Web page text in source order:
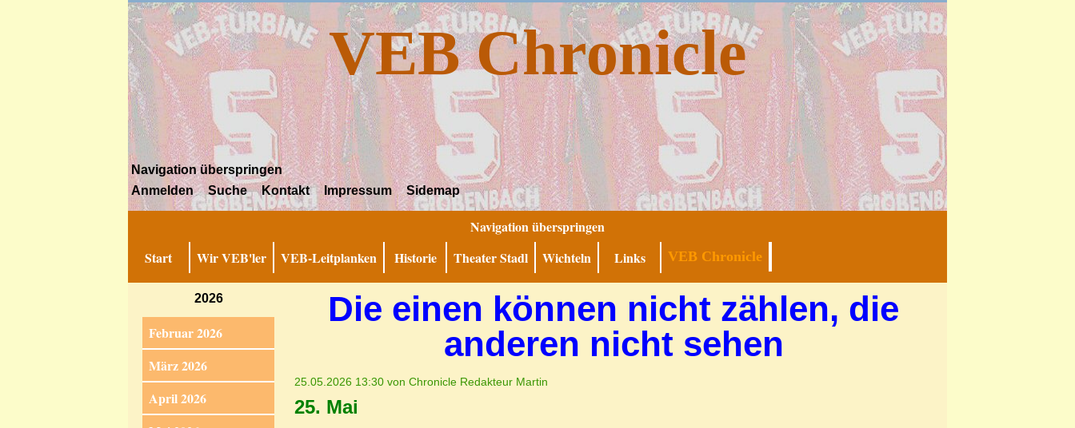
VEB Chronicle
Navigation überspringen
Anmelden
Suche Kontakt Impressum Sidemap
Navigation überspringen
Start
Wir VEB'ler VEB-Leitplanken Historie Theater Stadl Wichteln Links VEB Chronicle
2026
Februar 2026
März 2026
April 2026
Die einen können nicht zählen, die
anderen nicht sehen
25.05.2026 13:30 von Chronicle Redakteur Martin
25. Mai